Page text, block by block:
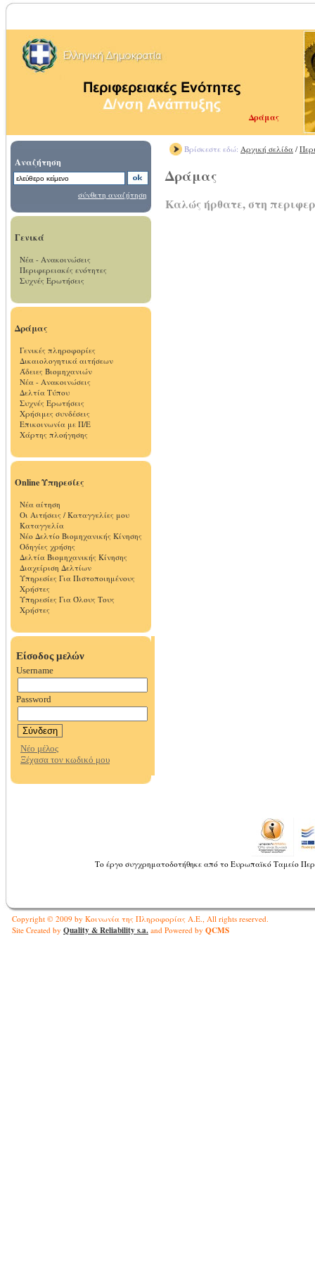
Δράμας
Αναζήτηση
σύνθετη αναζήτηση
Γενικά
Νέα - Ανακοινώσεις
Περιφερειακές ενότητες
Συχνές Ερωτήσεις
Δράμας
Γενικές πληροφορίες
Δικαιολογητικά αιτήσεων
Άδειες Βιομηχανιών
Νέα - Ανακοινώσεις
Δελτία Τύπου
Συχνές Ερωτήσεις
Χρήσιμες συνδέσεις
Επικοινωνία με Π/Ε
Χάρτης πλοήγησης
Online Υπηρεσίες
Νέα αίτηση
Οι Αιτήσεις / Καταγγελίες μου
Καταγγελία
Νέο Δελτίο Βιομηχανικής Κίνησης
Οδηγίες χρήσης
Δελτία Βιομηχανικής Κίνησης
Διαχείριση Δελτίων
Υπηρεσίες Για Πιστοποιημένους
Χρήστες
Υπηρεσίες Για Όλους Τους
Χρήστες
Βρίσκεστε εδώ: Αρχική σελίδα /
Δράμας
Καλώς ήρθατε, στη
Το έργο συγχρηματοδοτήθηκε από το Ευρωπαϊκό Ταμείο
Copyright © 2009 by Κοινωνία της Πληροφορίας Α.Ε., All rights reserved.
Site Created by Quality & Reliability s.a. and Powered by QCMS